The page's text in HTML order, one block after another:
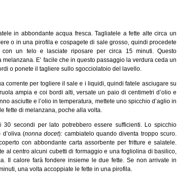
in abbondante acqua fresca. Tagliatele a fette alte circa un
o in una pirofila e cospagete di sale grosso, quindi procedete
un telo e lasciate riposare per circa 15 minuti. Questo
E’ facile che in questo passaggio la verdura ceda un
o ponete il tagliere sullo sgocciolatoio del lavello.
corrente per togliere il sale e i liquidi, quindi fatele asciugare su
ampia e coi bordi alti, versate un paio di centimetri d’olio e
asciutte e l’olio in temperatura, mettete uno spicchio d’aglio in
fette di melanzana, poche alla volta.
30 secondi per lato potrebbero essere sufficienti. Lo spicchio
d’oliva (nonna docet): cambiatelo quando diventa troppo scuro.
con abbondante carta assorbente per fritture e salatele.
al centro alcuni cubetti di formaggio e una fogliolina di basilico,
Il calore farà fondere insieme le due fette. Se non arrivate in
una volta accoppiate le fette in una pirofila.